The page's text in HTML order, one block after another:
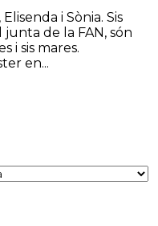
i Sònia. Sis
de la FAN, són
i sis mares.
en...